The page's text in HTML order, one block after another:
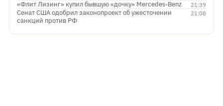
21:39
«Флит Лизинг» купил бывшую «дочку» Mercedes-Benz
21:08
Сенат США одобрил законопроект об ужесточении
санкций против РФ